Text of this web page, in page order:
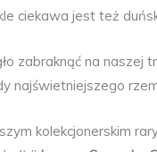
ciekawa jest też
zabraknąć na naszej
najświetniejszego
kolekcjonerskim